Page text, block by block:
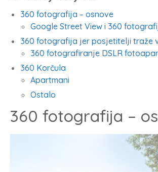
360 fotografija – osnove
Google Street View i 360
360 fotografija jer posjetitelji traže
360 fotografiranje DSLR
360 Korčula
Apartmani
Ostalo
360 fotografija –